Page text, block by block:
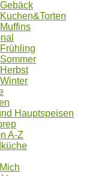
Gebäck
Kuchen&Torten
Muffins
Frühling
Sommer
Herbst
Winter
Hauptspeisen
A-Z